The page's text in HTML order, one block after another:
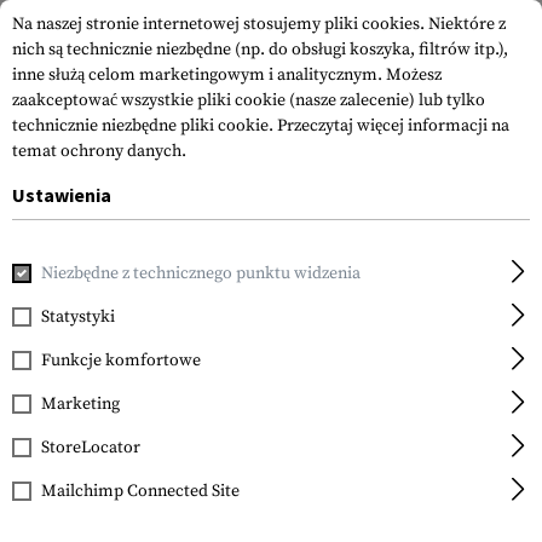
wygodną i bezpieczną realizację
metody płatności.
Na naszej stronie internetowej stosujemy pliki cookies. Niektóre z
nich są technicznie niezbędne (np. do obsługi koszyka, filtrów itp.),
inne służą celom marketingowym i analitycznym. Możesz
zaakceptować wszystkie pliki cookie (nasze zalecenie) lub tylko
technicznie niezbędne pliki cookie. Przeczytaj więcej informacji na
temat ochrony danych.
Ustawienia
Niezbędne z technicznego punktu widzenia
Statystyki
Funkcje komfortowe
Marketing
StoreLocator
Mailchimp Connected Site